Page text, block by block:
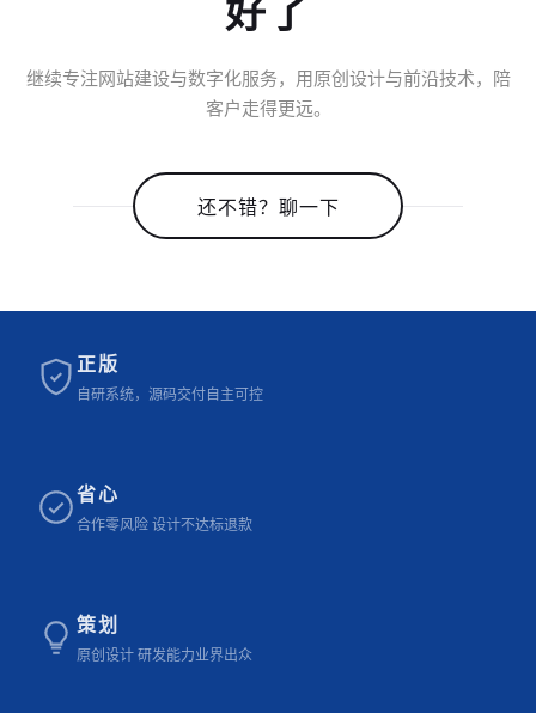
继续专注网站建设与数字化服务，用原创设计与前沿技术，陪
客户走得更远。
还不错？聊一下
正版
自研系统，源码交付自主可控
省心
合作零风险 设计不达标退款
策划
原创设计 研发能力业界出众